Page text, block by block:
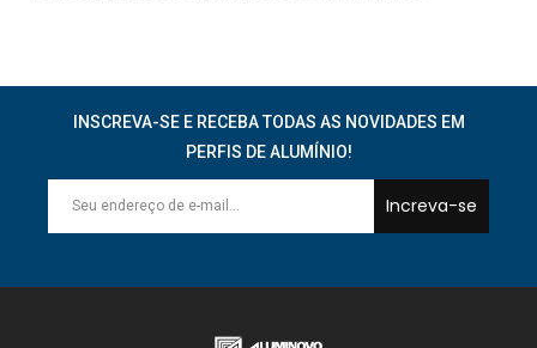
INSCREVA-SE E RECEBA TODAS AS NOVIDADES EM
PERFIS DE ALUMÍNIO!
Increva-se